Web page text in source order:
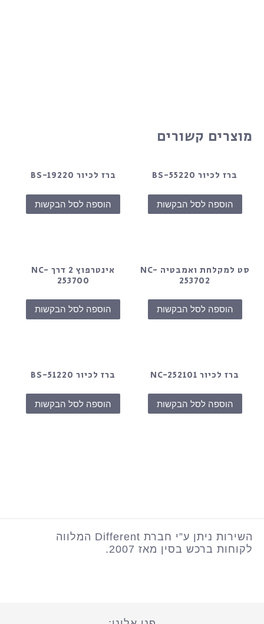
מוצרים קשורים
ברז לכיור BS-55220
הוספה לסל הבקשות
ברז לכיור BS-19220
הוספה לסל הבקשות
סט למקלחת ואמבטיה NC-
253702
הוספה לסל הבקשות
אינטרפוץ 2 דרך NC-
253700
הוספה לסל הבקשות
ברז לכיור NC-252101
הוספה לסל הבקשות
ברז לכיור BS-51220
הוספה לסל הבקשות
השירות ניתן ע”י חברת Different המלווה
לקוחות ברכש בסין מאז 2007.